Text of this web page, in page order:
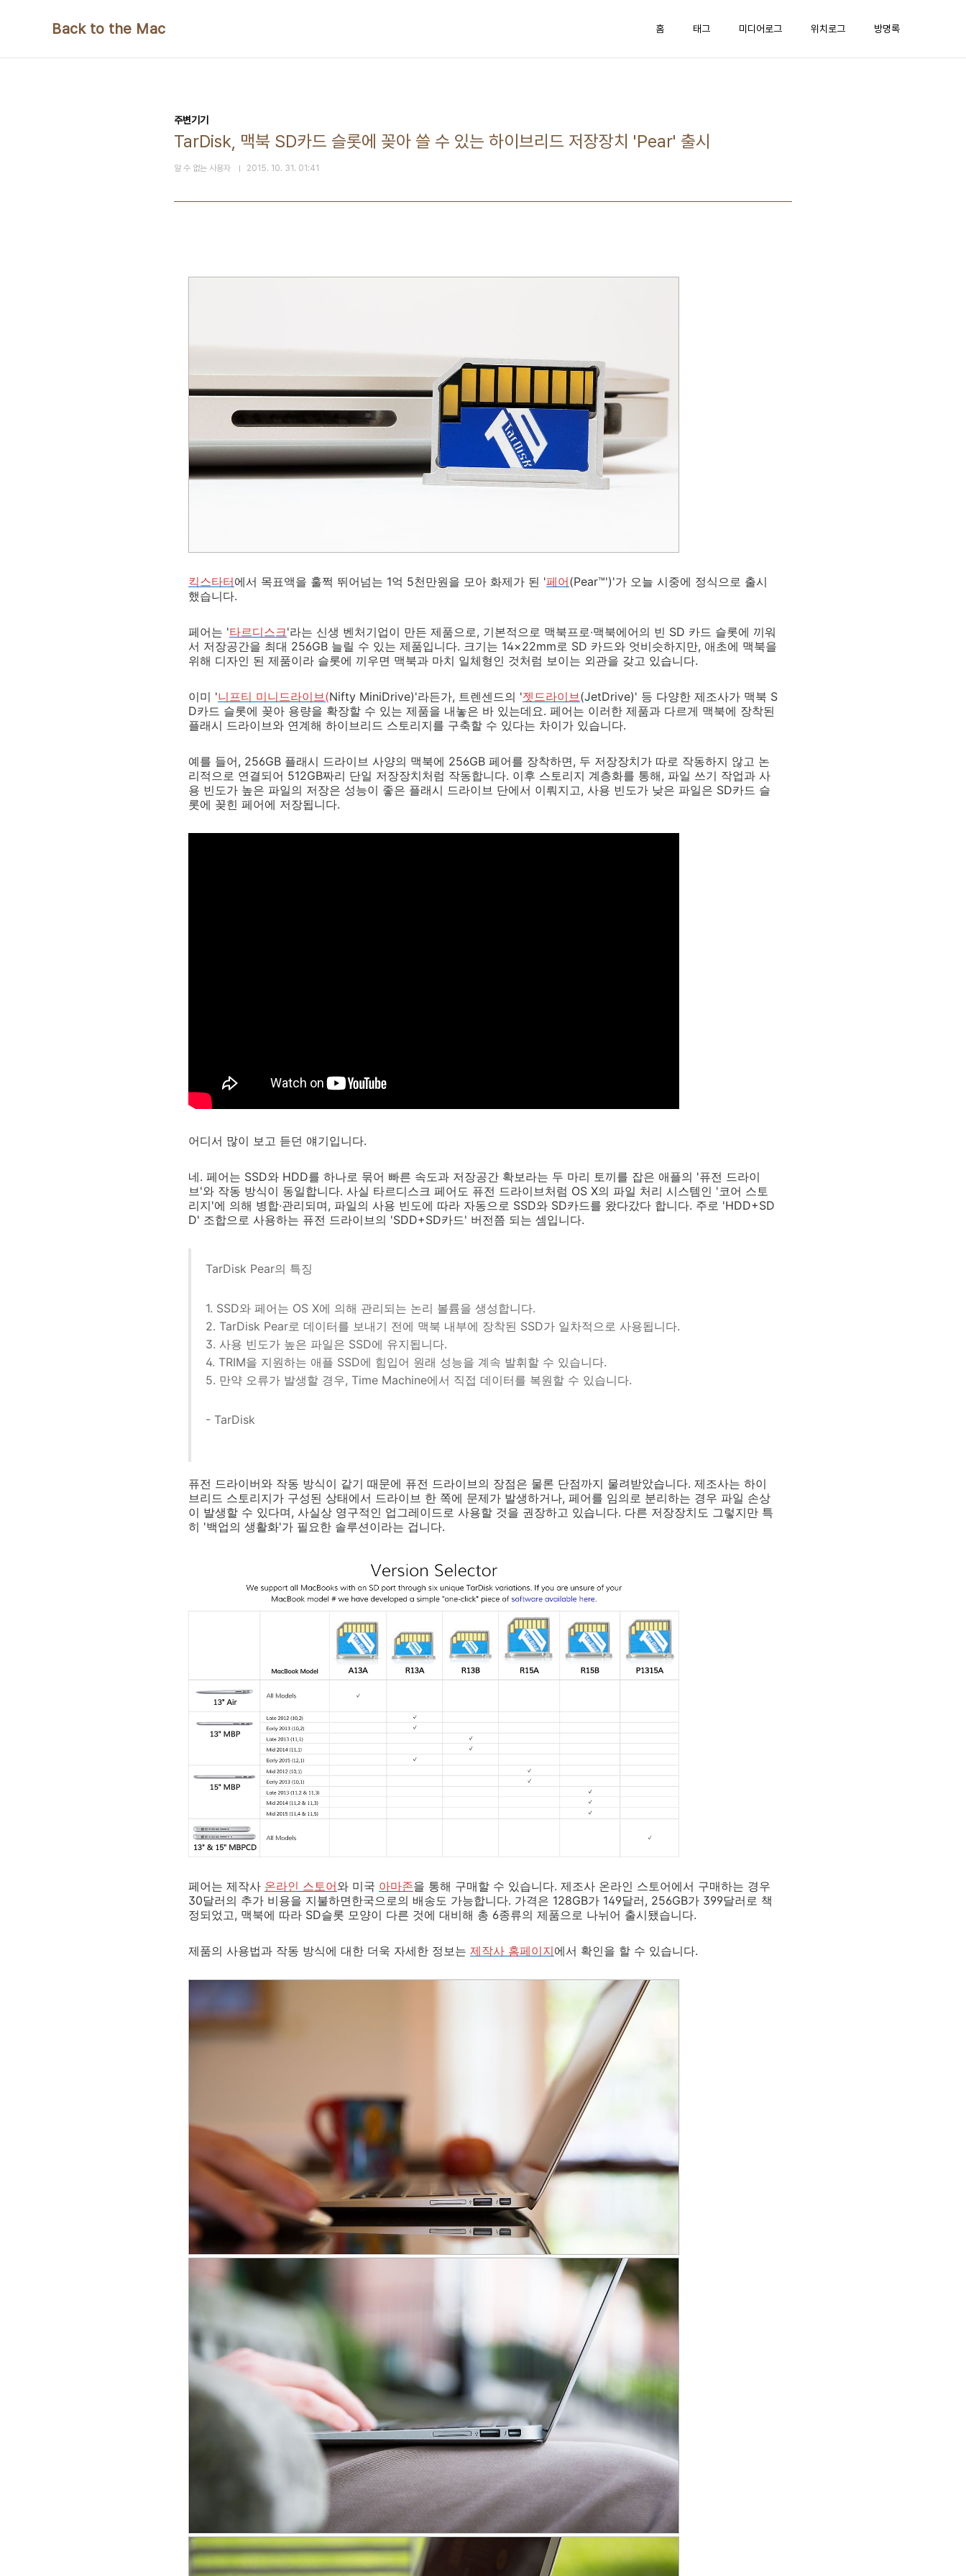
Back to the Mac 홈 태그 미디어로그 위치로그 방명록
주변기기
TarDisk, 맥북 SD카드 슬롯에 꽂아 쓸 수 있는 하이브리드 저장장치 'Pear' 출시
알 수 없는 사용자 2015. 10. 31. 01:41
킥스타터에서 목표액을 훌쩍 뛰어넘는 1억 5천만원을 모아 화제가 된 '페어(Pear™')'가 오늘 시중에 정식으로 출시
했습니다.
페어는 '타르디스크'라는 신생 벤처기업이 만든 제품으로, 기본적으로 맥북프로∙맥북에어의 빈 SD 카드 슬롯에 끼워
서 저장공간을 최대 256GB 늘릴 수 있는 제품입니다. 크기는 14×22mm로 SD 카드와 엇비슷하지만, 애초에 맥북을
위해 디자인 된 제품이라 슬롯에 끼우면 맥북과 마치 일체형인 것처럼 보이는 외관을 갖고 있습니다.
이미 '니프티 미니드라이브(Nifty MiniDrive)'라든가, 트렌센드의 '젯드라이브 (JetDrive)' 등 다양한 제조사가 맥북 S
D카드 슬롯에 꽂아 용량을 확장할 수 있는 제품을 내놓은 바 있는데요. 페어는 이러한 제품과 다르게 맥북에 장착된
플래시 드라이브와 연계해 하이브리드 스토리지를 구축할 수 있다는 차이가 있습니다.
예를 들어, 256GB 플래시 드라이브 사양의 맥북에 256GB 페어를 장착하면, 두 저장장치가 따로 작동하지 않고 논
리적으로 연결되어 512GB짜리 단일 저장장치처럼 작동합니다. 이후 스토리지 계층화를 통해, 파일 쓰기 작업과 사
용 빈도가 높은 파일의 저장은 성능이 좋은 플래시 드라이브 단에서 이뤄지고, 사용 빈도가 낮은 파일은 SD카드 슬
롯에 꽂힌 페어에 저장됩니다.
어디서 많이 보고 듣던 얘기입니다.
네. 페어는 SSD와 HDD를 하나로 묶어 빠른 속도과 저장공간 확보라는 두 마리 토끼를 잡은 애플의 '퓨전 드라이
브'와 작동 방식이 동일합니다. 사실 타르디스크 페어도 퓨전 드라이브처럼 OS X의 파일 처리 시스템인 '코어 스토
리지'에 의해 병합∙관리되며, 파일의 사용 빈도에 따라 자동으로 SSD와 SD카드를 왔다갔다 합니다. 주로 'HDD+SD
D' 조합으로 사용하는 퓨전 드라이브의 'SDD+SD카드' 버전쯤 되는 셈입니다.
TarDisk Pear의 특징
1. SSD와 페어는 OS X에 의해 관리되는 논리 볼륨을 생성합니다.
2. TarDisk Pear로 데이터를 보내기 전에 맥북 내부에 장착된 SSD가 일차적으로 사용됩니다.
3. 사용 빈도가 높은 파일은 SSD에 유지됩니다.
4. TRIM을 지원하는 애플 SSD에 힘입어 원래 성능을 계속 발휘할 수 있습니다.
5. 만약 오류가 발생할 경우, Time Machine에서 직접 데이터를 복원할 수 있습니다.
- TarDisk
퓨전 드라이버와 작동 방식이 같기 때문에 퓨전 드라이브의 장점은 물론 단점까지 물려받았습니다. 제조사는 하이
브리드 스토리지가 구성된 상태에서 드라이브 한 쪽에 문제가 발생하거나, 페어를 임의로 분리하는 경우 파일 손상
이 발생할 수 있다며, 사실상 영구적인 업그레이드로 사용할 것을 권장하고 있습니다. 다른 저장장치도 그렇지만 특
히 '백업의 생활화'가 필요한 솔루션이라는 겁니다.
페어는 제작사 온라인 스토어와 미국 아마존을 통해 구매할 수 있습니다. 제조사 온라인 스토어에서 구매하는 경우
30달러의 추가 비용을 지불하면한국으로의 배송도 가능합니다. 가격은 128GB가 149달러, 256GB가 399달러로 책
정되었고, 맥북에 따라 SD슬롯 모양이 다른 것에 대비해 총 6종류의 제품으로 나뉘어 출시됐습니다.
제품의 사용법과 작동 방식에 대한 더욱 자세한 정보는 제작사 홈페이지에서 확인을 할 수 있습니다.